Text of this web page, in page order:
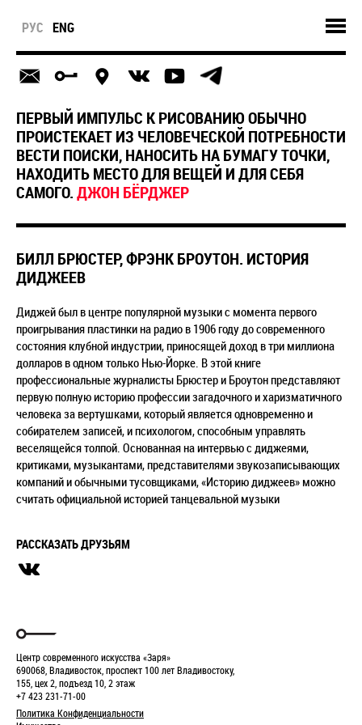
РУС ENG
ПЕРВЫЙ ИМПУЛЬС К РИСОВАНИЮ ОБЫЧНО
ПРОИСТЕКАЕТ ИЗ ЧЕЛОВЕЧЕСКОЙ ПОТРЕБНОСТИ
ВЕСТИ ПОИСКИ, НАНОСИТЬ НА БУМАГУ ТОЧКИ,
НАХОДИТЬ МЕСТО ДЛЯ ВЕЩЕЙ И ДЛЯ СЕБЯ
САМОГО.ДЖОН БЁРДЖЕР
БИЛЛ БРЮСТЕР, ФРЭНК БРОУТОН. ИСТОРИЯ
ДИДЖЕЕВ
Диджей был в центре популярной музыки с момента первого
проигрывания пластинки на радио в 1906 году до современного
состояния клубной индустрии, приносящей доход в три миллиона
долларов в одном только Нью-Йорке. В этой книге
профессиональные журналисты Брюстер и Броутон представляют
первую полную историю профессии загадочного и харизматичного
человека за вертушками, который является одновременно и
собирателем записей, и психологом, способным управлять
веселящейся толпой. Основанная на интервью с диджеями,
критиками, музыкантами, представителями звукозаписывающих
компаний и обычными тусовщиками, «Историю диджеев» можно
считать официальной историей танцевальной музыки
РАССКАЗАТЬ ДРУЗЬЯМ
Центр современного искусства «Заря»
690068, Владивосток, проспект 100 лет Владивостоку,
155, цех 2, подъезд 10, 2 этаж
+7 423 231-71-00
Политика Конфиденциальности